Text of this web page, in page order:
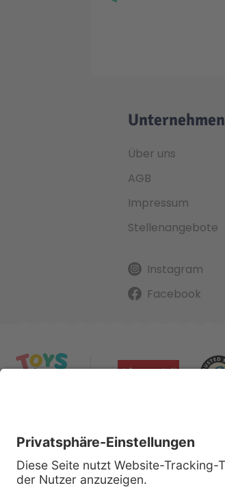
Unternehmen
Über uns
AGB
Impressum
Stellenangebote
Instagram
Facebook